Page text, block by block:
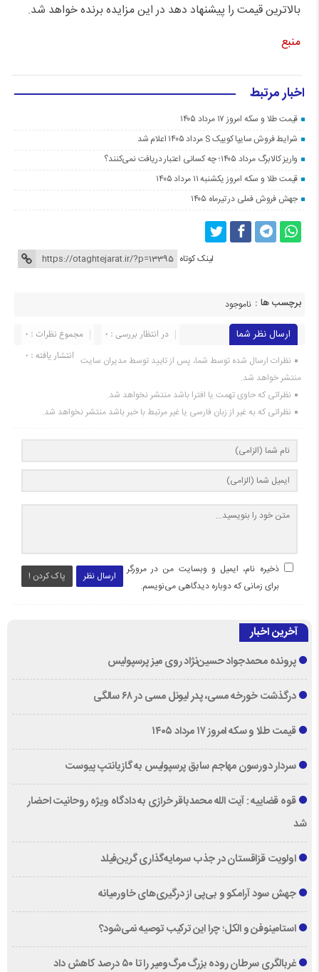
بالاترین قیمت را پیشنهاد دهد در این مزایده برنده خواهد شد.
منبع
اخبار مرتبط
قیمت طلا و سکه امروز ۱۷ مرداد ۱۴۰۵
شرایط فروش سایپا کوییک S مرداد ۱۴۰۵ اعلام شد
واریز کالابرگ مرداد ۱۴۰۵؛ چه کسانی اعتبار دریافت نمی‌کنند؟
قیمت طلا و سکه امروز یکشنبه ۱۱ مرداد ۱۴۰۵
جهش فروش فملی در تیرماه ۱۴۰۵
لینک کوتاه
برچسب ها : ناموجود
ارسال نظر شما مجموع نظرات : 0
در انتظار بررسی : 0
انتشار یافته : 0 نظرات ارسال شده توسط شما، پس از تایید توسط مدیران سایت
منتشر خواهد شد.
نظراتی که حاوی تهمت یا افترا باشد منتشر نخواهد شد.
نظراتی که به غیر از زبان فارسی یا غیر مرتبط با خبر باشد منتشر نخواهد شد.
ارسال نظر پاک کردن !
ذخیره نام، ایمیل و وبسایت من در مرورگر
برای زمانی که دوباره دیدگاهی می‌نویسم.
آخرین اخبار
پرونده محمدجواد حسین‌نژاد روی میز پرسپولیس
درگذشت خورخه مسی، پدر لیونل مسی در ۶۸ سالگی
قیمت طلا و سکه امروز ۱۷ مرداد ۱۴۰۵
سردار دورسون مهاجم سابق پرسپولیس به گازیانتپ پیوست
قوه قضاییه : آیت الله محمدباقر خرازی به دادگاه ویژه روحانیت احضار
شد
اولویت قزاقستان در جذب سرمایه‌گذاری گرین‌فیلد
جهش سود آرامکو و بی‌پی از درگیری‌های خاورمیانه
استامینوفن و الکل؛ چرا این ترکیب توصیه نمی‌شود؟
غربالگری سرطان روده بزرگ مرگ‌ومیر را تا ۵۰ درصد کاهش داد